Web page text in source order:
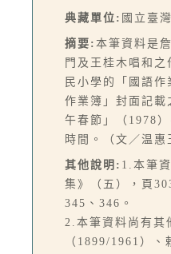
典藏單位: 國立臺
摘要: 本筆資料是
門及王桂木唱和之
民小學的「國語
作業簿」封面記載
午春節」（1978
時間。（文／温惠
其他說明: 1.本筆
集》（五），頁
345、346。
2.本筆資料尚有其
（1899/1961）、